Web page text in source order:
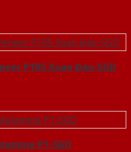
P1R5 Xoan Đào-SGD
P1-SGD